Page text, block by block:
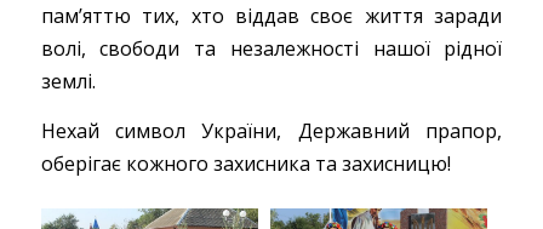
пам’яттю тих, хто віддав своє життя заради
волі, свободи та незалежності нашої рідної
землі.
Нехай символ України, Державний прапор,
оберігає кожного захисника та захисницю!